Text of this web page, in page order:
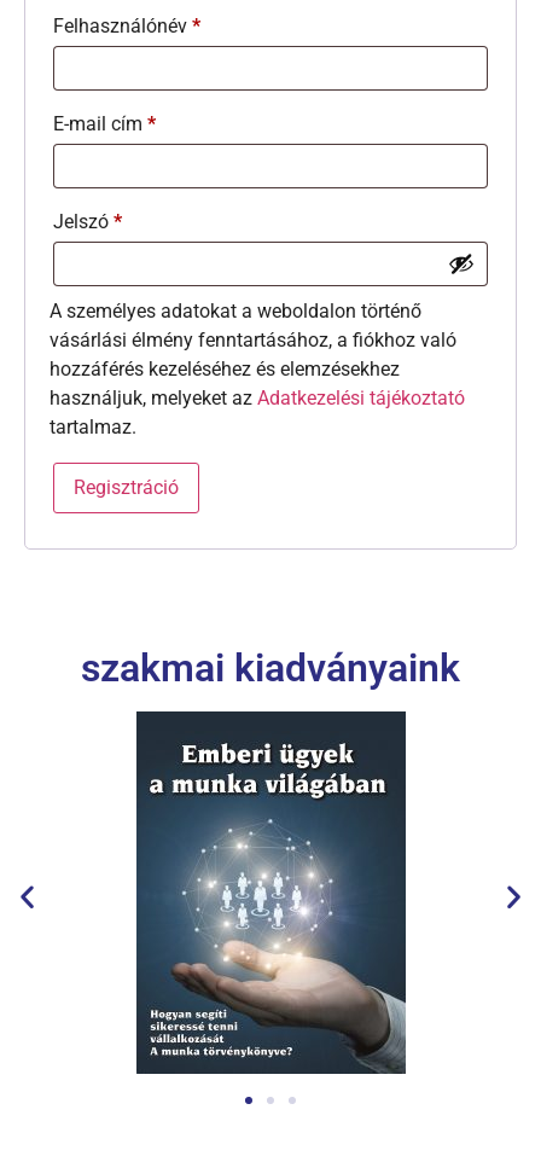
Felhasználónév *
E-mail cím *
Jelszó *
A személyes adatokat a weboldalon történő
vásárlási élmény fenntartásához, a fiókhoz való
hozzáférés kezeléséhez és elemzésekhez
használjuk, melyeket az Adatkezelési tájékoztató
tartalmaz.
Regisztráció
szakmai kiadványaink